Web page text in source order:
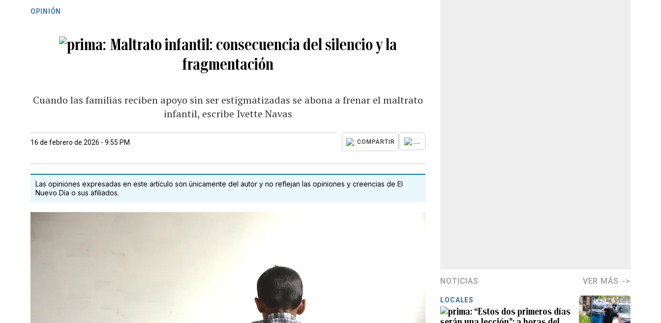
OPINIÓN
Maltrato infantil: consecuencia del silencio y la
fragmentación
Cuando las familias reciben apoyo sin ser estigmatizadas se abona a frenar el maltrato
infantil, escribe Ivette Navas
16 de febrero de 2026 - 9:55 PM COMPARTIR ...
Las opiniones expresadas en este artículo son únicamente del autor y no reflejan las opiniones y creencias de El
Nuevo Día o sus afiliados.
NOTICIAS VER MÁS
LOCALES
“Estos dos primeros días